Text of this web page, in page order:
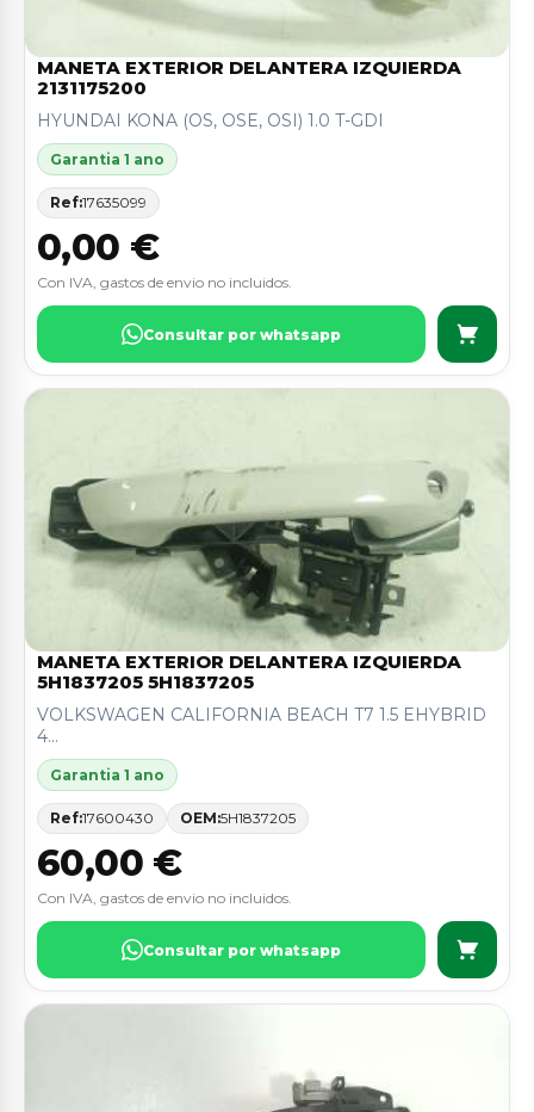
MANETA EXTERIOR DELANTERA IZQUIERDA
2131175200
HYUNDAI KONA (OS, OSE, OSI) 1.0 T-GDI
Garantia 1 ano
Ref:17635099
0,00 €
Con IVA, gastos de envio no incluidos.
Consultar por whatsapp
MANETA EXTERIOR DELANTERA IZQUIERDA
5H1837205 5H1837205
VOLKSWAGEN CALIFORNIA BEACH T7 1.5 EHYBRID
4...
Garantia 1 ano
Ref:17600430 OEM:5H1837205
60,00 €
Con IVA, gastos de envio no incluidos.
Consultar por whatsapp